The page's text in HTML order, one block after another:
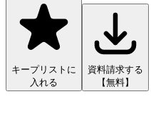
キープリストに
入れる
資料請求する
【無料】